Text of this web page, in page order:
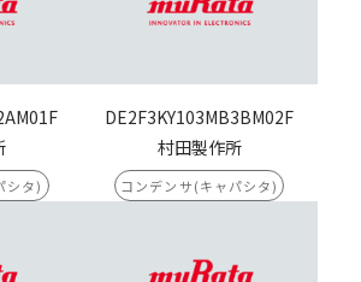
シタ)
DE2F3KY103MB3BM02F
村田製作所
コンデンサ(キャパシタ)